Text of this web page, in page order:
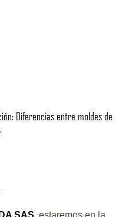
Diferencias entre moldes de